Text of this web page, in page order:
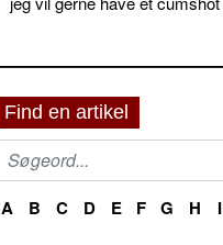
Find en artikel
A B C D E F G H I